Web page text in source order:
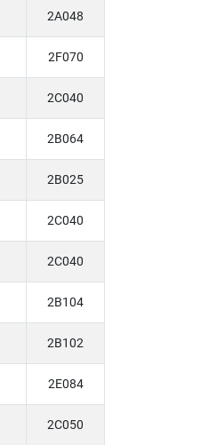
2A048
2F070
2C040
2B064
2B025
2C040
2C040
2B104
2B102
2E084
2C050